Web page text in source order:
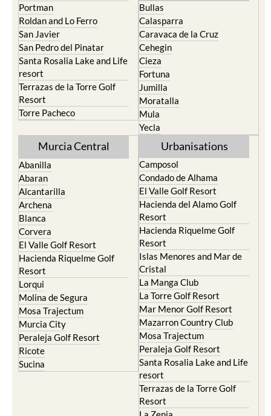
Portman
Roldan and Lo Ferro
San Javier
San Pedro del Pinatar
Santa Rosalia Lake and Life
resort
Terrazas de la Torre Golf
Resort
Torre Pacheco
Bullas
Calasparra
Caravaca de la Cruz
Cehegin
Cieza
Fortuna
Jumilla
Moratalla
Mula
Yecla
Murcia Central
Abanilla
Abaran
Alcantarilla
Archena
Blanca
Corvera
El Valle Golf Resort
Hacienda Riquelme Golf
Resort
Lorqui
Molina de Segura
Mosa Trajectum
Murcia City
Peraleja Golf Resort
Ricote
Sucina
Urbanisations
Camposol
Condado de Alhama
El Valle Golf Resort
Hacienda del Alamo Golf
Resort
Hacienda Riquelme Golf
Resort
Islas Menores and Mar de
Cristal
La Manga Club
La Torre Golf Resort
Mar Menor Golf Resort
Mazarron Country Club
Mosa Trajectum
Peraleja Golf Resort
Santa Rosalia Lake and Life
resort
Terrazas de la Torre Golf
Resort